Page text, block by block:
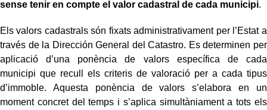
sense tenir en compte el valor cadastral de cada municipi.
Els valors cadastrals són fixats administrativament per l’Estat a
través de la Dirección General del Catastro. Es determinen per
aplicació d’una ponència de valors específica de cada
municipi que recull els criteris de valoració per a cada tipus
d’immoble. Aquesta ponència de valors s’elabora en un
moment concret del temps i s’aplica simultàniament a tots els